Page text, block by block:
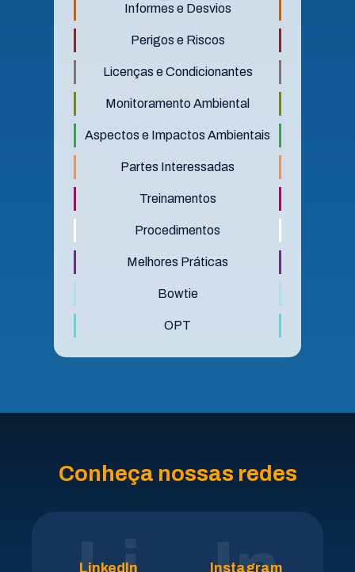
Informes e Desvios
Perigos e Riscos
Licenças e Condicionantes
Monitoramento Ambiental
Aspectos e Impactos Ambientais
Partes Interessadas
Treinamentos
Procedimentos
Melhores Práticas
Bowtie
OPT
Conheça nossas redes
LinkedIn Instagram